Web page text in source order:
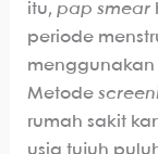
itu, pap smear
periode
Metode
rumah sakit
usia tujuh